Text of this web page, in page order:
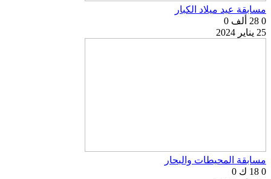
مسابقة عيد ميلاد الكبار
0 28 ألف
0
25 يناير 2024
مسابقة المحيطات والبحار
0 18 ك
0